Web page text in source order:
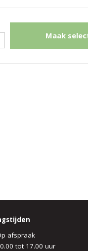
Maak
afspraak
tot 17.00 uur